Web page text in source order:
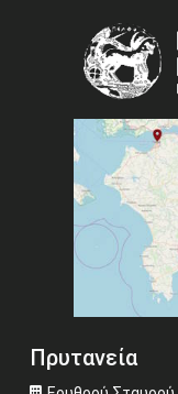
Πρυτανεία